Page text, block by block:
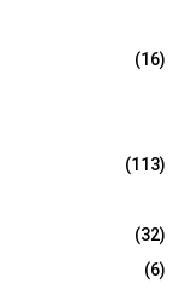
(16)
(113)
(32)
(6)